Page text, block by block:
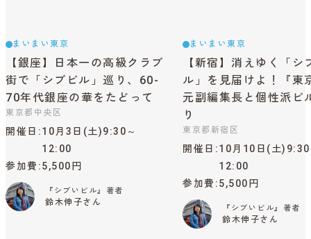
まいまい東京
【銀座】日本一の高級クラブ
街で「シブビル」巡り、60-
70年代銀座の華をたどって
東京都中央区
開催日
10月3日(土)9:30～
12:00
参加費 5,500円
『シブいビル』著者
鈴木伸子さん
まいまい東京
【新宿】消えゆく「シ
ル」を見届けよ！『東
元副編集長と個性派ビ
り
東京都新宿区
開催日
10月10日(土
12:00
参加費 5,500円
『シブいビル』著者
鈴木伸子さん